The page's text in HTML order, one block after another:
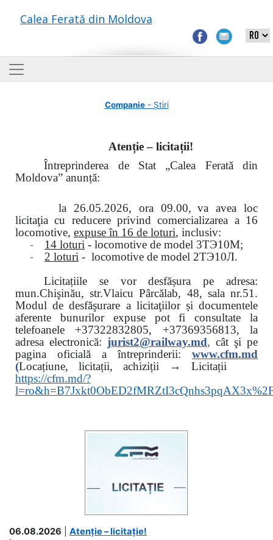
Calea Ferată din Moldova
Companie- Știri
Atenție – licitații!
Întreprinderea de Stat „Calea Ferată din
Moldova” anunță:
la 26.05.2026, ora 09.00, va avea loc
licitaţia cu reducere privind comercializarea a 16
locomotive, expuse în 16 de loturi, inclusiv:
- 14 loturi - locomotive de model 3ТЭ10М;
- 2 loturi - locomotive de model 2ТЭ10Л.
Licitațiile se vor desfășura pe adresa:
mun.Chişinău, str.Vlaicu Pârcălab, 48, sala nr.51.
Modul de desfăşurare a licitaţiilor și documentele
aferente bunurilor expuse pot fi consultate la
telefoanele +37322832805, +37369356813, la
adresa electronică: jurist2@railway.md, cât şi pe
pagina oficială a întreprinderii:
www.cfm.md
(Locațiune, licitații, achiziții → Licitații
https://cfm.md/?
06.08.2026
Atenție – licitație!